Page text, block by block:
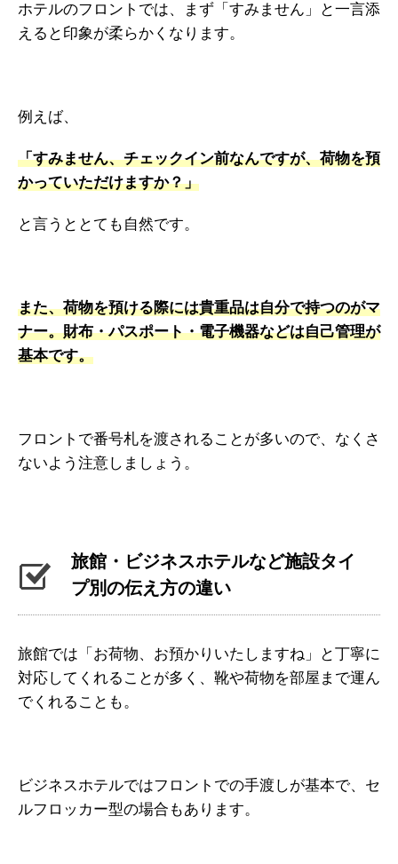
ホテルのフロントでは、まず「すみません」と一言添
えると印象が柔らかくなります。
例えば、
「すみません、チェックイン前なんですが、荷物を預
かっていただけますか？」
と言うととても自然です。
また、荷物を預ける際には貴重品は自分で持つのがマ
ナー。財布・パスポート・電子機器などは自己管理が
基本です。
フロントで番号札を渡されることが多いので、なくさ
ないよう注意しましょう。
旅館・ビジネスホテルなど施設タイ
プ別の伝え方の違い
旅館では「お荷物、お預かりいたしますね」と丁寧に
対応してくれることが多く、靴や荷物を部屋まで運ん
でくれることも。
ビジネスホテルではフロントでの手渡しが基本で、セ
ルフロッカー型の場合もあります。